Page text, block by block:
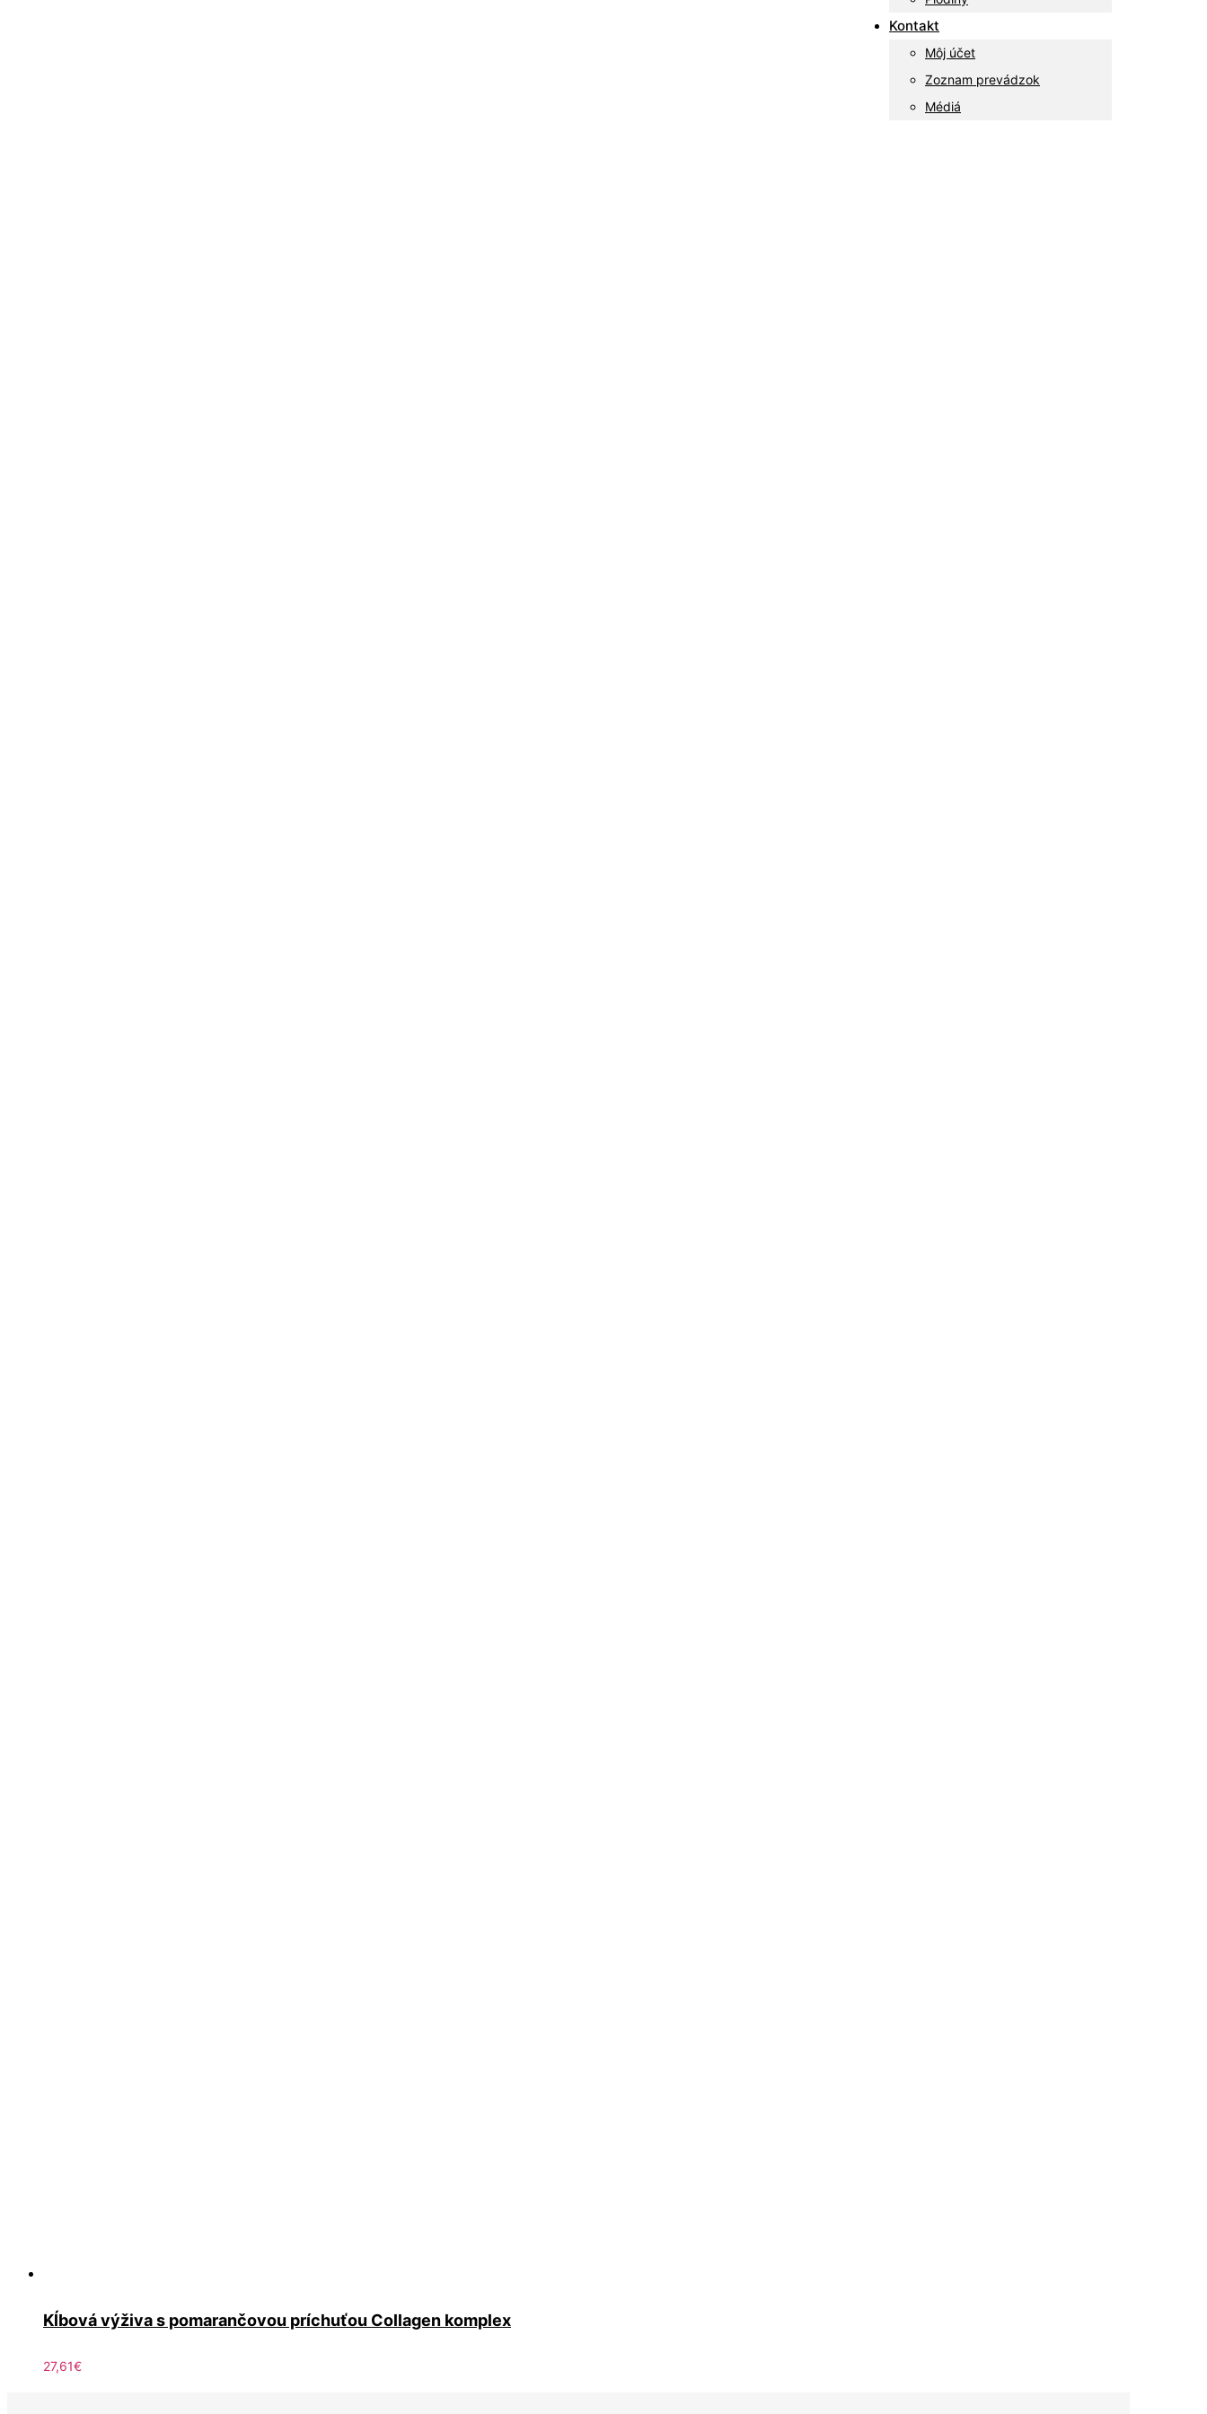
Kontakt
Môj účet
Zoznam prevádzok
Médiá
Kĺbová výživa s pomarančovou príchuťou Collagen komplex
27,61€